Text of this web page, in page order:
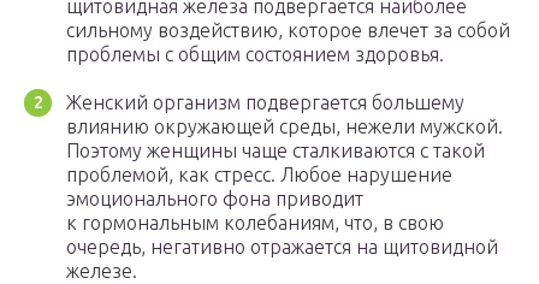
щитовидная железа подвергается наиболее
сильному воздействию, которое влечет за собой
проблемы с общим состоянием здоровья.
Женский организм подвергается большему
влиянию окружающей среды, нежели мужской.
Поэтому женщины чаще сталкиваются с такой
проблемой, как стресс. Любое нарушение
эмоционального фона приводит
к гормональным колебаниям, что, в свою
очередь, негативно отражается на щитовидной
железе.